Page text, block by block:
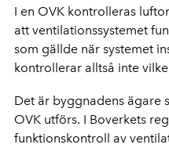
I en OVK kontrolleras
att ventilationssystemet
som gällde när systemet
kontrollerar alltså inte
Det är byggnadens ägare
OVK utförs. I Boverkets
funktionskontroll av